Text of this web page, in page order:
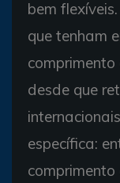
bem
que tenham
desde que
específica: